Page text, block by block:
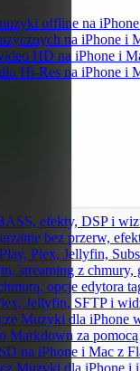
offline na
na iPhone i
HD na iPhone i
Hi-Res na iPhone i
efekty, DSP i
bez przerw,
Plex, Jellyfin,
streaming z chmury,
opcje edytora
Jellyfin, SFTP i
Muzyki dla iPhone
Markdown za
na iPhone i Mac z
Muzyki dla iPhone i